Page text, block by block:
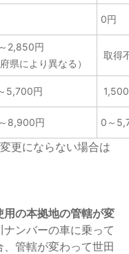
0円
2,850円
府県により異なる）
取得
5,700円
8,900円 0～
更にならない場合は
の本拠地の管轄が変
ンバーの車に乗って
管轄が変わって世田